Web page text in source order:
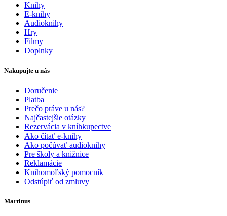
Knihy
E-knihy
Audioknihy
Hry
Filmy
Doplnky
Nakupujte u nás
Doručenie
Platba
Prečo práve u nás?
Najčastejšie otázky
Rezervácia v kníhkupectve
Ako čítať e-knihy
Ako počúvať audioknihy
Pre školy a knižnice
Reklamácie
Knihomoľský pomocník
Odstúpiť od zmluvy
Martinus